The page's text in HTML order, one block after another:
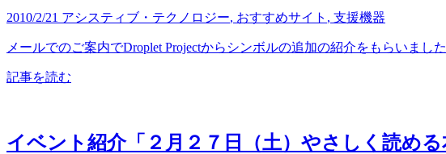
2010/2/21 アシスティブ・テクノロジー, おすすめサイト , 支援機器
メールでのご案内でDroplet Projectからシンボルの追加の紹介をもらいま
記事を読む
イベント紹介「２月２７日（土）やさしく読める